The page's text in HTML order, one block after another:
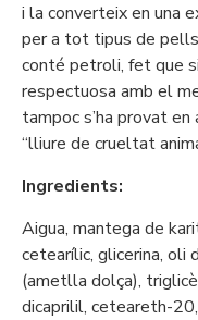
i la converteix en una
per a tot tipus de
conté petroli, fet que
respectuosa amb el
tampoc s’ha provat
“lliure de crueltat
Ingredients:
Aigua, mantega de
cetearílic, glicerina, oli
(ametlla dolça),
dicaprilil, ceteareth-